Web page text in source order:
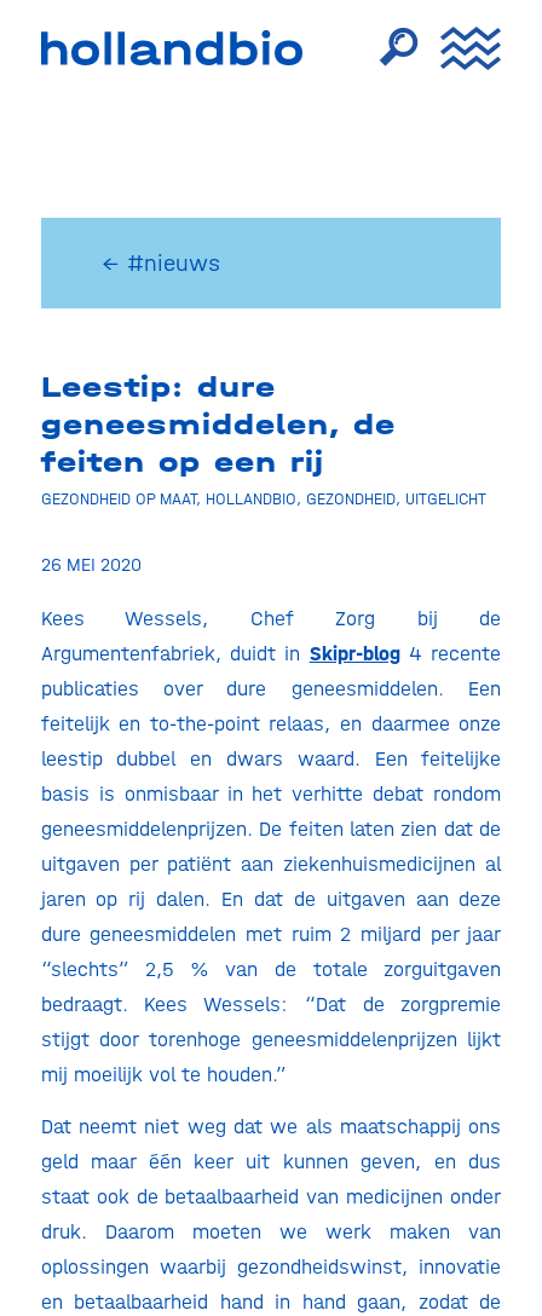
← #nieuws
Leestip: dure
geneesmiddelen, de
feiten op een rij
GEZONDHEID OP MAAT, HOLLANDBIO, GEZONDHEID, UITGELICHT
26 MEI 2020
Kees Wessels, Chef Zorg bij de
Argumentenfabriek, duidt in Skipr-blog4 recente
publicaties over dure geneesmiddelen. Een
feitelijk en to-the-point relaas, en daarmee onze
leestip dubbel en dwars waard. Een feitelijke
basis is onmisbaar in het verhitte debat rondom
geneesmiddelenprijzen. De feiten laten zien dat de
uitgaven per patiënt aan ziekenhuismedicijnen al
jaren op rij dalen. En dat de uitgaven aan deze
dure geneesmiddelen met ruim 2 miljard per jaar
“slechts” 2,5 % van de totale zorguitgaven
bedraagt. Kees Wessels: “Dat de zorgpremie
stijgt door torenhoge geneesmiddelenprijzen lijkt
mij moeilijk vol te houden.”
Dat neemt niet weg dat we als maatschappij ons
geld maar één keer uit kunnen geven, en dus
staat ook de betaalbaarheid van medicijnen onder
druk. Daarom moeten we werk maken van
oplossingen waarbij gezondheidswinst, innovatie
en betaalbaarheid hand in hand gaan, zodat de